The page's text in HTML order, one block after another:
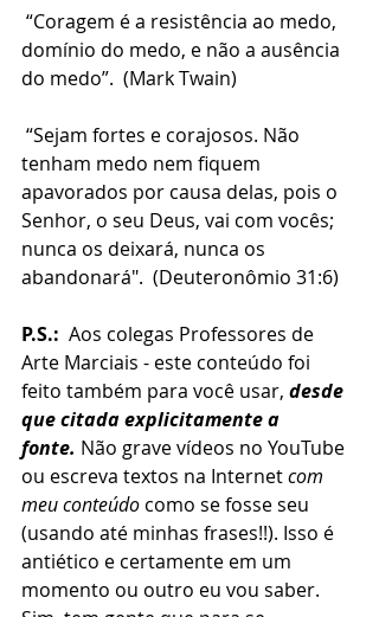
domínio do medo, e não a ausência
do medo”.  (Mark Twain)
tenham medo nem fiquem
apavorados por causa delas, pois o
Senhor, o seu Deus, vai com vocês;
nunca os deixará, nunca os
abandonará".  (Deuteronômio 31:6)
P.S.: Aos colegas Professores de
Arte Marciais - este conteúdo foi
feito também para você usar, desde
que citada explicitamente a
fonte. Não grave vídeos no YouTube
ou escreva textos na Internet com
meu conteúdo como se fosse seu
(usando até minhas frases!!). Isso é
antiético e certamente em um
momento ou outro eu vou saber.